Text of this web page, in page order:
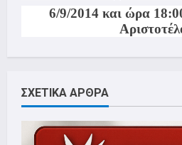
6/9/2014 και ώρα
ΣΧΕΤΙΚΑ ΑΡΘΡΑ